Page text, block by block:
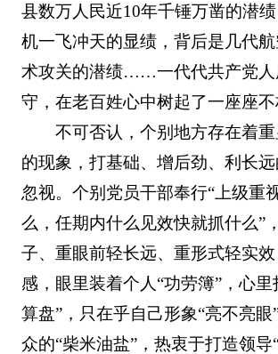
县数万人民近10年千锤万凿的潜
机一飞冲天的显绩，背后是几代
术攻关的潜绩……一代代共产党人
守，在老百姓心中树起了一座座不
不可否认，个别地方存在着
的现象，打基础、增后劲、利长
忽视。个别党员干部奉行“上级重
么，任期内什么见效快就抓什么”
子、重眼前轻长远、重形式轻实
感，眼里装着个人“功劳簿”，心里
算盘”，只在乎自己形象“亮不亮眼
众的“柴米油盐”，热衷于打造领导